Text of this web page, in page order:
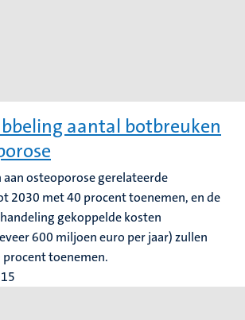
aantal botbreuken
aan osteoporose gerelateerde
2030 met 40 procent toenemen, en de
gekoppelde kosten
600 miljoen euro per jaar) zullen
toenemen.